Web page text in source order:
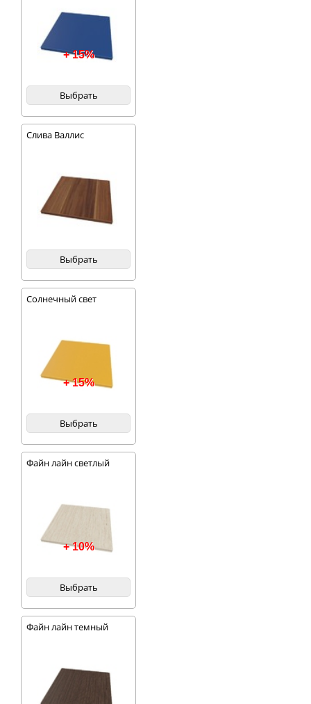
+ 15%
Выбрать
Слива Валлис
Выбрать
Солнечный свет
+ 15%
Выбрать
Файн лайн светлый
+ 10%
Выбрать
Файн лайн темный